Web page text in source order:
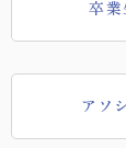
卒業
アソ